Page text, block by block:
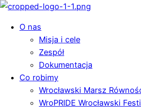
O nas
Misja i cele
Zespół
Dokumentacja
Co robimy
Wrocławski Marsz
WroPRIDE Wrocławski